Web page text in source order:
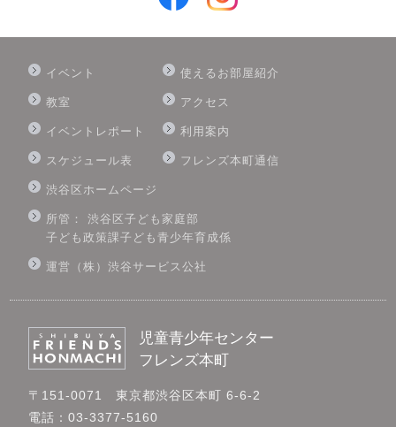
イベント
教室
イベントレポート
スケジュール表
使えるお部屋紹介
アクセス
利用案内
フレンズ本町通信
渋谷区ホームページ
所管： 渋谷区子ども家庭部
子ども政策課子ども青少年育成係
運営（株）渋谷サービス公社
児童青少年センター
フレンズ本町
〒151-0071 東京都渋谷区本町 6-6-2
電話：03-3377-5160